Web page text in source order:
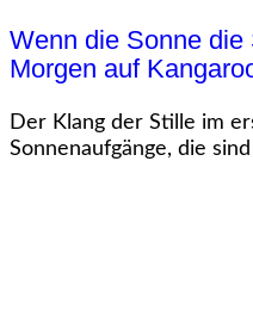
Wenn die Sonne
Morgen auf
Der Klang der Stille im
Sonnenaufgänge, die